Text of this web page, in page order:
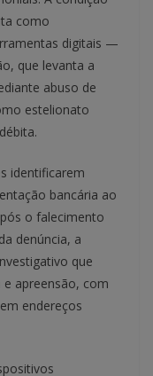
como
digitais —
que levanta a
abuso de
estelionato
identificarem
bancária ao
o falecimento
denúncia, a
que
apreensão, com
endereços